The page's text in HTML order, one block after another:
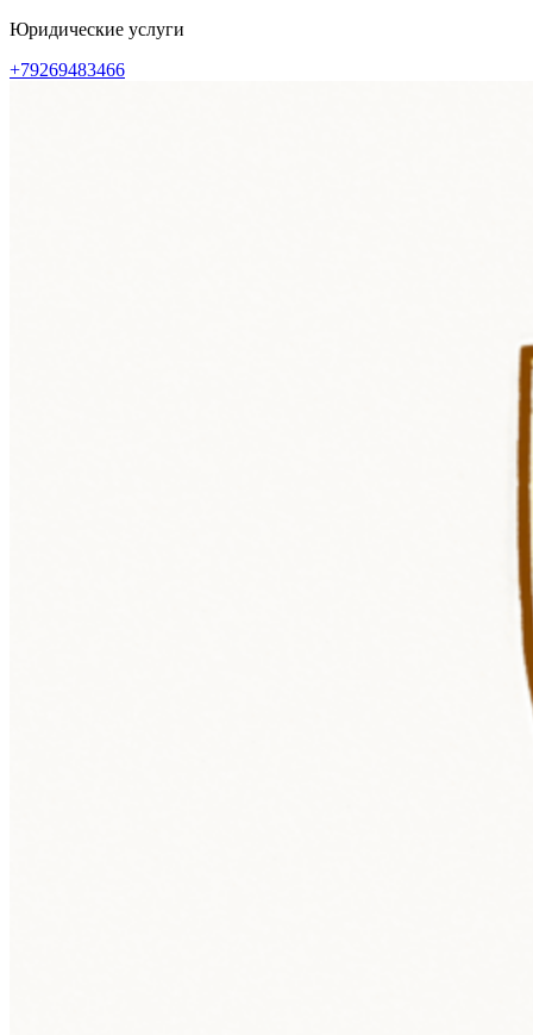
Перейти
содержимому
Юридические услуги
+79269483466